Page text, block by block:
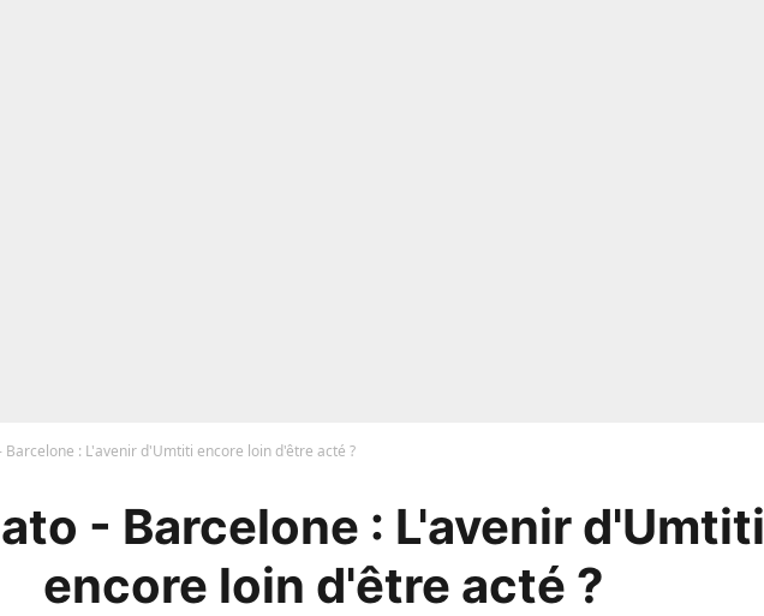
Barcelone : L'avenir d'Umtiti encore loin d'être acté ?
- Barcelone : L'avenir d'Umtiti
encore loin d'être acté ?